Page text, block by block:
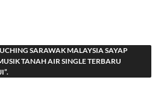
SARAWAK MALAYSIA SAYAP
TANAH AIR SINGLE TERBARU